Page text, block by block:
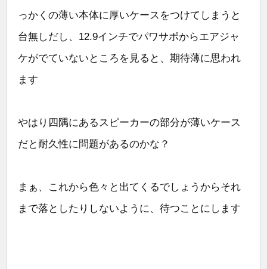
っかくの薄い本体に厚いケースをつけてしまうと
台無しだし、12.9インチでパワサポからエアジャ
ケがでていないところを見ると、期待薄に思われ
ます
やはり四隅にあるスピーカーの部分が薄いケース
だと耐久性に問題があるのかな？
まぁ、これから色々と出てくるでしょうからそれ
まで落としたりしないように、待つことにします